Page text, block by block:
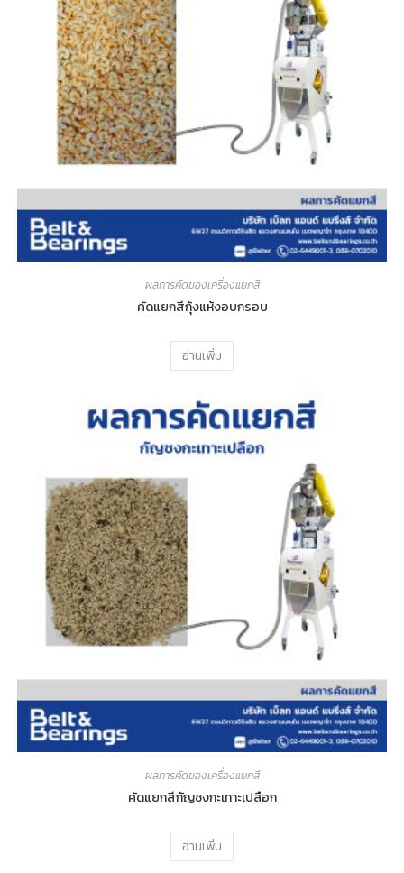
ผลการคัดของเครื่องแยกสี
คัดแยกสีกุ้งแห้งอบกรอบ
อ่านเพิ่ม
ผลการคัดของเครื่องแยกสี
คัดแยกสีกัญชงกะเทาะเปลือก
อ่านเพิ่ม